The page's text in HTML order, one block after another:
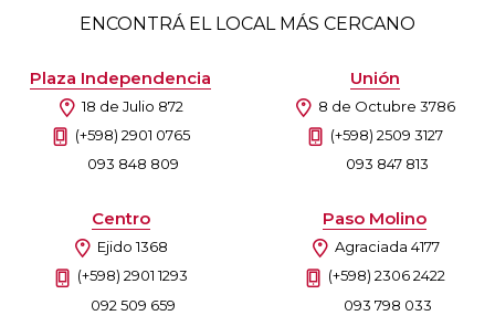
ENCONTRÁ EL LOCAL MÁS CERCANO
Plaza Independencia
18 de Julio 872
(+598) 2901 0765
093 848 809
Unión
8 de Octubre 3786
(+598) 2509 3127
093 847 813
Centro
Ejido 1368
(+598) 2901 1293
092 509 659
Paso Molino
Agraciada 4177
(+598) 2306 2422
093 798 033